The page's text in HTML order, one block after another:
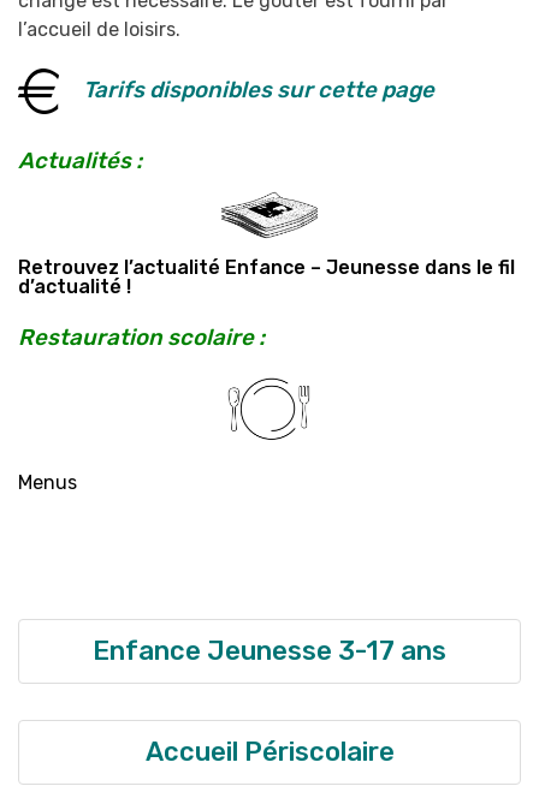
l’accueil de loisirs.
Tarifs disponibles sur cette page
Actualités :
Retrouvez l’actualité Enfance – Jeunesse dans le fil
d’actualité !
Restauration scolaire :
Menus
Enfance Jeunesse 3-17 ans
Accueil Périscolaire